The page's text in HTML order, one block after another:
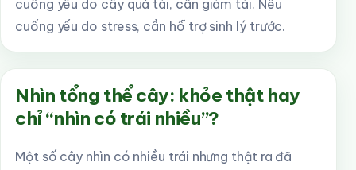
cuống yếu do cây quá tải, cần giảm tải. Nếu
cuống yếu do stress, cần hỗ trợ sinh lý trước.
Nhìn tổng thể cây: khỏe thật hay
chỉ “nhìn có trái nhiều”?
Một số cây nhìn có nhiều trái nhưng thật ra đã